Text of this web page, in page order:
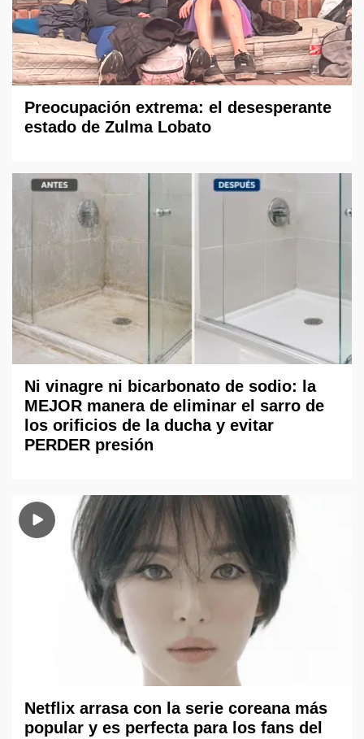
Preocupación extrema: el desesperante
estado de Zulma Lobato
Ni vinagre ni bicarbonato de sodio: la
MEJOR manera de eliminar el sarro de
los orificios de la ducha y evitar
PERDER presión
Netflix arrasa con la serie coreana más
popular y es perfecta para los fans del